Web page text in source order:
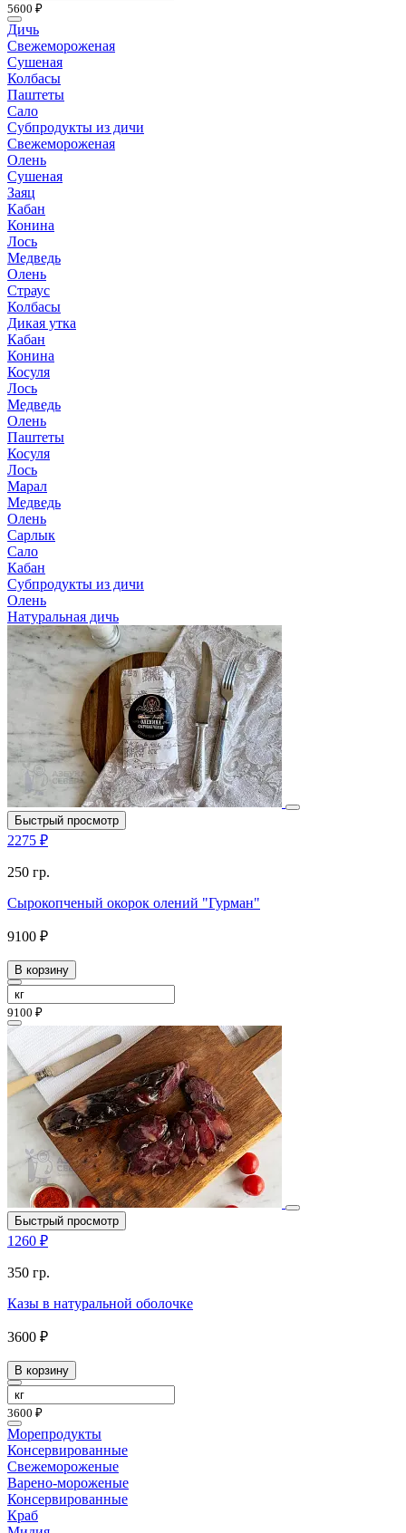
5600 ₽
Дичь
Свежемороженая
Сушеная
Колбасы
Паштеты
Сало
Субпродукты из дичи
Свежемороженая
Олень
Сушеная
Заяц
Кабан
Конина
Лось
Медведь
Олень
Страус
Колбасы
Дикая утка
Кабан
Конина
Косуля
Лось
Медведь
Олень
Паштеты
Косуля
Лось
Марал
Медведь
Олень
Сарлык
Сало
Кабан
Субпродукты из дичи
Олень
Натуральная дичь
Быстрый просмотр
2275 ₽
250 гр.
Сырокопченый окорок олений "Гурман"
9100 ₽
В корзину
9100 ₽
Быстрый просмотр
1260 ₽
350 гр.
Казы в натуральной оболочке
3600 ₽
В корзину
3600 ₽
Морепродукты
Консервированные
Свежемороженые
Варено-мороженые
Консервированные
Краб